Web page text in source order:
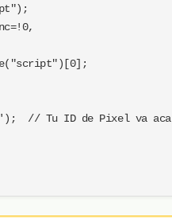
// Tu ID de Pixel va aca